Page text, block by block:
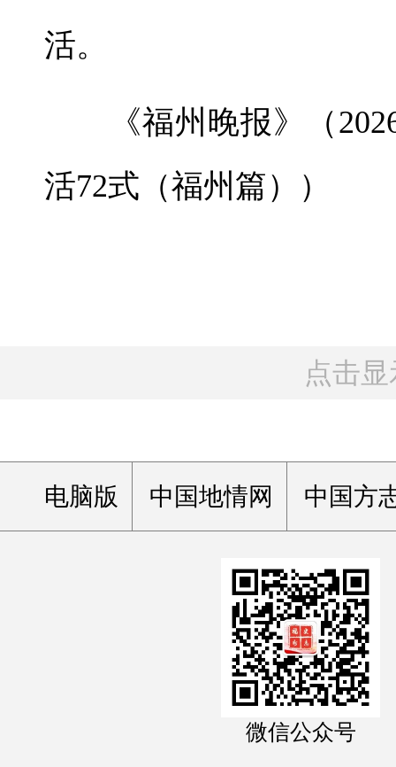
活。
《福州晚报》（2026
活72式（福州篇））
点击
电脑版 中国地情网 中国方
微信公众号